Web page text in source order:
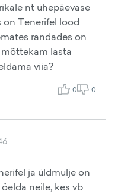
nt ühepäevase
on Tenerifel lood
randades on
lasta
viia?
0 0
ja üldmulje on
neile, kes vb